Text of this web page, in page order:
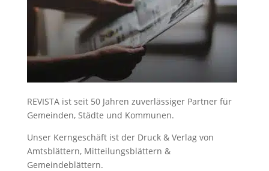
REVISTA ist seit 50 Jahren zuverlässiger Partner für
Gemeinden, Städte und Kommunen.
Unser Kerngeschäft ist der Druck & Verlag von
Amtsblättern, Mitteilungsblättern &
Gemeindeblättern.